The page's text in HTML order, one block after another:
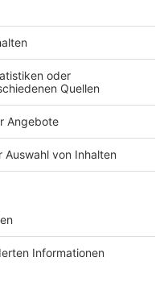
mit in die Bahn
sein. Falls der
werden. Im
Mitnahme der E-